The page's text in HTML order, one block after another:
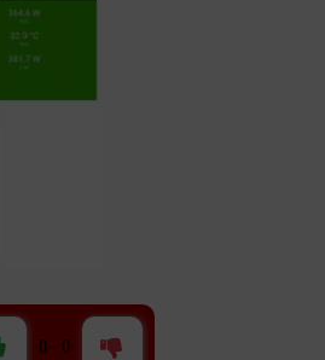
0 - 0